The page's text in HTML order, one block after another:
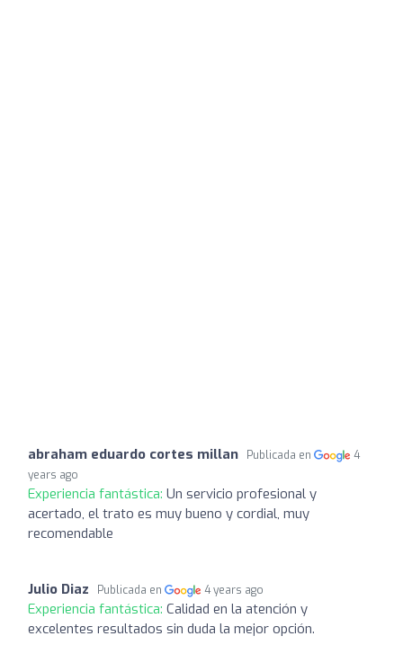
abraham eduardo cortes millan Publicada en
4
years ago
Experiencia fantástica: Un servicio profesional y
acertado, el trato es muy bueno y cordial, muy
recomendable
Julio Diaz Publicada en 4 years ago
Experiencia fantástica: Calidad en la atención y
excelentes resultados sin duda la mejor opción.